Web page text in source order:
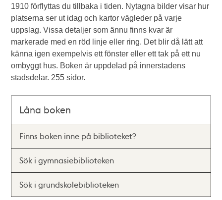
1910 förflyttas du tillbaka i tiden. Nytagna bilder visar hur
platserna ser ut idag och kartor vägleder på varje
uppslag. Vissa detaljer som ännu finns kvar är
markerade med en röd linje eller ring. Det blir då lätt att
känna igen exempelvis ett fönster eller ett tak på ett nu
ombyggt hus. Boken är uppdelad på innerstadens
stadsdelar. 255 sidor.
Låna boken
Finns boken inne på biblioteket?
Sök i gymnasiebiblioteken
Sök i grundskolebiblioteken